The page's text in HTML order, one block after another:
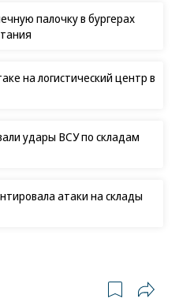
палочку в бургерах
на логистический центр в
удары ВСУ по складам
атаки на склады